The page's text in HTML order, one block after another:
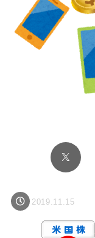
2019.11.15